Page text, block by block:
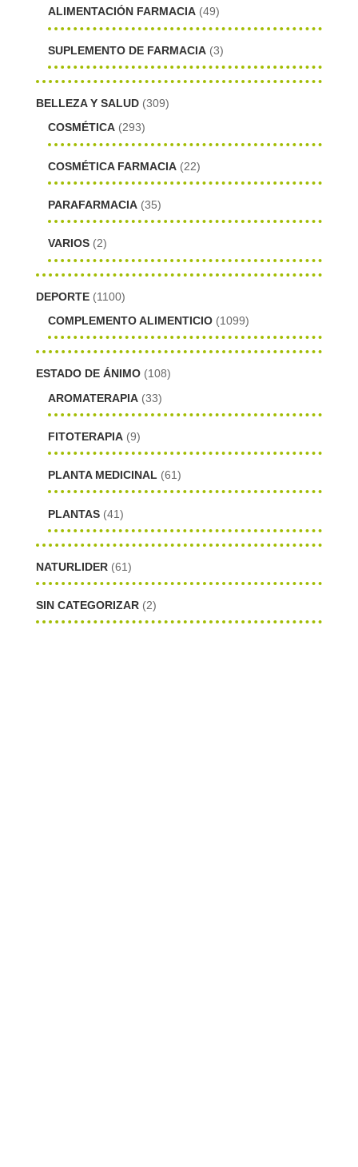
ALIMENTACIÓN FARMACIA (49)
SUPLEMENTO DE FARMACIA (3)
BELLEZA Y SALUD (309)
COSMÉTICA (293)
COSMÉTICA FARMACIA (22)
PARAFARMACIA (35)
VARIOS (2)
DEPORTE (1100)
COMPLEMENTO ALIMENTICIO (1099)
ESTADO DE ÁNIMO (108)
AROMATERAPIA (33)
FITOTERAPIA (9)
PLANTA MEDICINAL (61)
PLANTAS (41)
NATURLIDER (61)
SIN CATEGORIZAR (2)